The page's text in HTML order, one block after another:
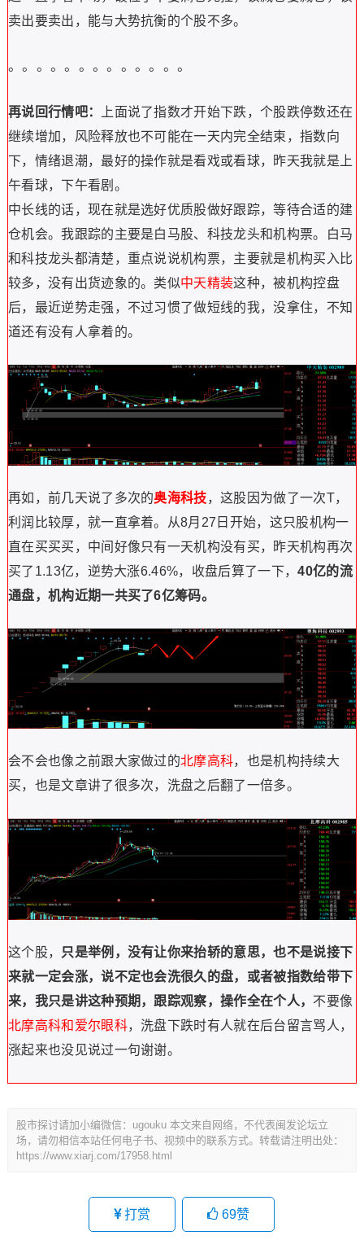
卖出要卖出，能与大势抗衡的个股不多。
。。 。 。。 。 。。 。 。。 。 。
再说回行情吧：
上面说了指数才开始下跌，个股跌停数还在
继续增加，风险释放也不可能在一天内完全结束，指数向
下，情绪退潮，最好的操作就是看戏或看球，昨天我就是上
午看球，下午看剧。
中长线的话，现在就是选好优质股做好跟踪，等待合适的建
仓机会。我跟踪的主要是白马股、科技龙头和机构票。白马
和科技龙头都清楚，重点说说机构票，主要就是机构买入比
较多，没有出货迹象的。类似中天精装这种，被机构控盘
后，最近逆势走强，不过习惯了做短线的我，没拿住，不知
道还有没有人拿着的。
再如，前几天说了多次的奥海科技，这股因为做了一次T，
利润比较厚，就一直拿着。从8月27日开始，这只股机构一
直在买买买，中间好像只有一天机构没有买， 昨天机构再次
买了1.13亿，逆势大涨6.46%， 收盘后算了一下，40亿的流
通盘， 机构近期一共买了6亿筹码。
会不会也像之前跟大家做过的北摩高科，也是机构持续大
买，也是文章讲了很多次，洗盘之后翻了一倍多。
这个股， 只是举例，没有让你来抬轿的意思，也不是说接下
来就一定会涨，说不定也会洗很久的盘，或者被指数给带下
来，我只是讲这种预期，跟踪观察，操作全在个人， 不要像
北摩高科和爱尔眼科，洗盘下跌时有人就在后台留言骂人，
涨起来也没见说过一句谢谢。
股市探讨请加小编微信：ugouku 本文来自网络，不代表闽发论坛立
场，请勿相信本站任何电子书、视频中的联系方式。转载请注明出处：
https://www.xiarj.com/17958.html
打赏 69赞